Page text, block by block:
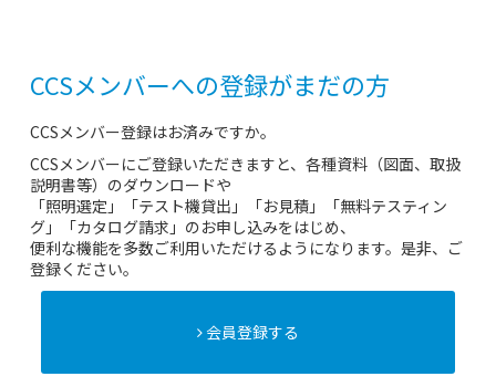
CCSメンバーへの登録がまだの方
CCSメンバー登録はお済みですか。
CCSメンバーにご登録いただきますと、各種資料（図面、取扱
説明書等）のダウンロードや
「照明選定」「テスト機貸出」「お見積」「無料テスティン
グ」「カタログ請求」のお申し込みをはじめ、
便利な機能を多数ご利用いただけるようになります。是非、ご
登録ください。
会員登録する